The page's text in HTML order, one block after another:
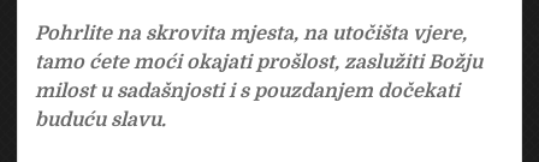
Pohrlite na skrovita mjesta, na utočišta vjere,
tamo ćete moći okajati prošlost, zaslužiti Božju
milost u sadašnjosti i s pouzdanjem dočekati
buduću slavu.